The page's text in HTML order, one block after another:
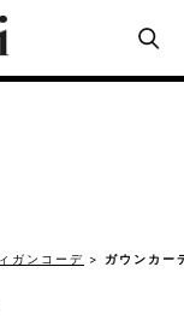
ガンコーデ ガウンカー